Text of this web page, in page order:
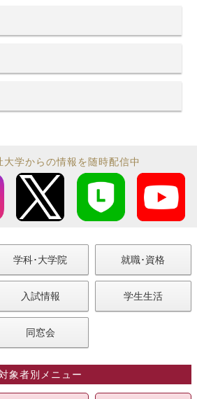
大学からの情報を随時配信中
学科･大学院 就職･資格
入試情報 学生生活
同窓会
象者別メニュー